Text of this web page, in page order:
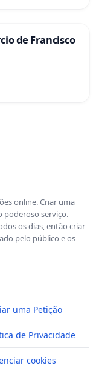
de Francisco
online. Criar uma
poderoso serviço.
os dias, então criar
pelo público e os
uma Petição
de Privacidade
cookies